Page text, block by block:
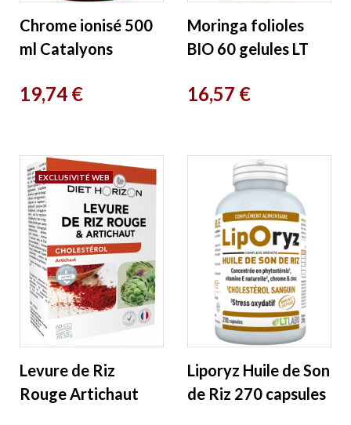
Chrome ionisé 500
ml Catalyons
Prix
19,74 €
Moringa folioles
BIO 60 gelules LT
Prix
16,57 €
Levure de Riz
Rouge Artichaut
EXCLUSIVITÉ WEB
Liporyz Huile de Son
de Riz 270 capsules